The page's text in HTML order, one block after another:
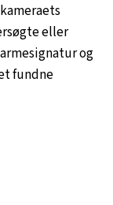
eller
og
fundne